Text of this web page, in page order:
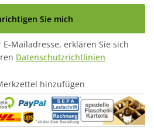
Sie mich
Mailadresse, erklären Sie sich
Datenschutzrichtlinien
hinzufügen